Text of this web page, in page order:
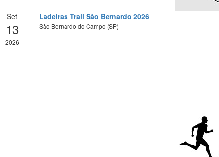
Set
13
2026
Ladeiras Trail São Bernardo 2026
São Bernardo do Campo (SP)